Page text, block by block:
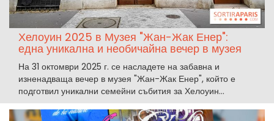
Хелоуин 2025 в Музея "Жан-Жак Енер":
една уникална и необичайна вечер в музея
На 31 октомври 2025 г. се насладете на забавна и
изненадваща вечер в музея "Жан-Жак Енер", който е
подготвил уникални семейни събития за Хелоуин...